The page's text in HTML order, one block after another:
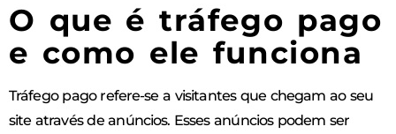
O que é tráfego pago
e como ele funciona
Tráfego pago refere-se a visitantes que chegam ao seu
site através de anúncios. Esses anúncios podem ser